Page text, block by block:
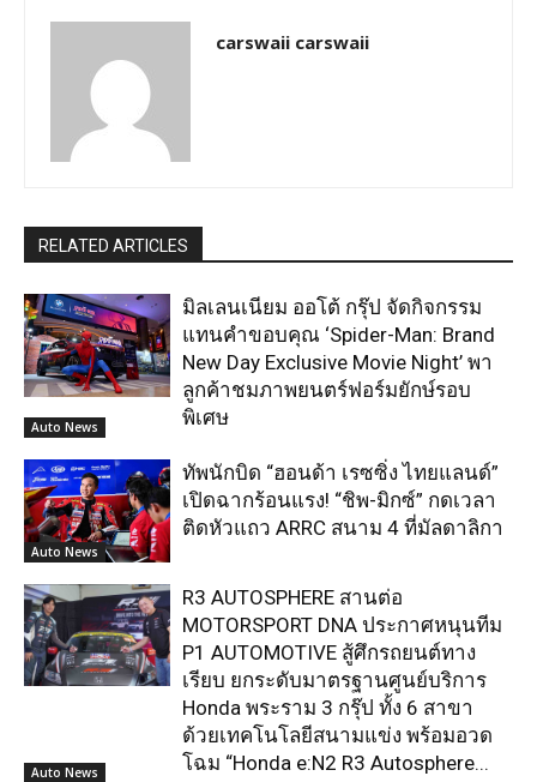
carswaii carswaii
RELATED ARTICLES
Auto News
มิลเลนเนียม ออโต้ กรุ๊ป จัดกิจกรรม
แทนคำขอบคุณ ‘Spider-Man: Brand
New Day Exclusive Movie Night’ พา
ลูกค้าชมภาพยนตร์ฟอร์มยักษ์รอบ
พิเศษ
Auto News
ทัพนักบิด “ฮอนด้า เรซซิ่ง ไทยแลนด์”
เปิดฉากร้อนแรง! “ชิพ-มิกซ์” กดเวลา
ติดหัวแถว ARRC สนาม 4 ที่มัลดาลิกา
Auto News
R3 AUTOSPHERE สานต่อ
MOTORSPORT DNA ประกาศหนุนทีม
P1 AUTOMOTIVE สู้ศึกรถยนต์ทาง
เรียบ ยกระดับมาตรฐานศูนย์บริการ
Honda พระราม 3 กรุ๊ป ทั้ง 6 สาขา
ด้วยเทคโนโลยีสนามแข่ง พร้อมอวด
โฉม “Honda e:N2 R3 Autosphere...